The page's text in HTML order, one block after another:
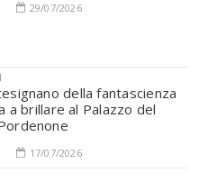
29/07/2026
della fantascienza
a brillare al Palazzo del
17/07/2026